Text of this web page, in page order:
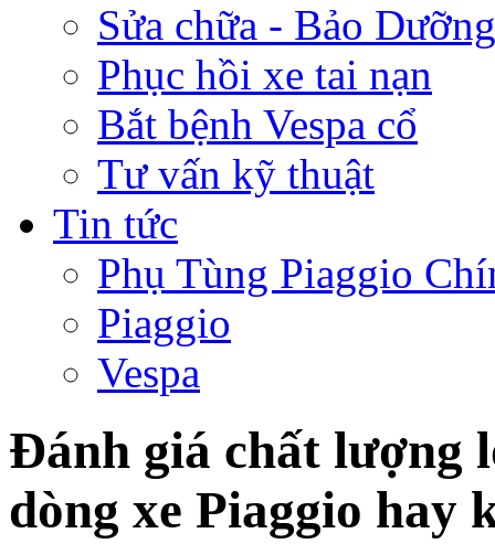
Sửa chữa - Bảo
Phục hồi xe tai nạn
Bắt bệnh Vespa cổ
Tư vấn kỹ thuật
Tin tức
Phụ Tùng Piaggio
Piaggio
Vespa
Đánh giá chất lượng
dòng xe Piaggio hay